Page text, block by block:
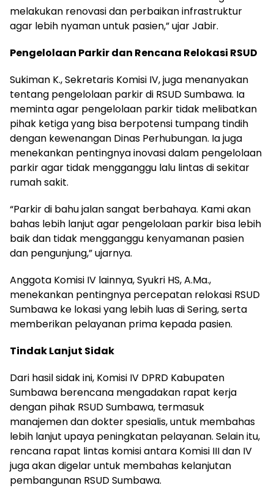
melakukan renovasi dan perbaikan infrastruktur
agar lebih nyaman untuk pasien,” ujar Jabir.
Pengelolaan Parkir dan Rencana Relokasi RSUD
Sukiman K., Sekretaris Komisi IV, juga menanyakan
tentang pengelolaan parkir di RSUD Sumbawa. Ia
meminta agar pengelolaan parkir tidak melibatkan
pihak ketiga yang bisa berpotensi tumpang tindih
dengan kewenangan Dinas Perhubungan. Ia juga
menekankan pentingnya inovasi dalam pengelolaan
parkir agar tidak mengganggu lalu lintas di sekitar
rumah sakit.
“Parkir di bahu jalan sangat berbahaya. Kami akan
bahas lebih lanjut agar pengelolaan parkir bisa lebih
baik dan tidak mengganggu kenyamanan pasien
dan pengunjung,” ujarnya.
Anggota Komisi IV lainnya, Syukri HS, A.Ma.,
menekankan pentingnya percepatan relokasi RSUD
Sumbawa ke lokasi yang lebih luas di Sering, serta
memberikan pelayanan prima kepada pasien.
Tindak Lanjut Sidak
Dari hasil sidak ini, Komisi IV DPRD Kabupaten
Sumbawa berencana mengadakan rapat kerja
dengan pihak RSUD Sumbawa, termasuk
manajemen dan dokter spesialis, untuk membahas
lebih lanjut upaya peningkatan pelayanan. Selain itu,
rencana rapat lintas komisi antara Komisi III dan IV
juga akan digelar untuk membahas kelanjutan
pembangunan RSUD Sumbawa.